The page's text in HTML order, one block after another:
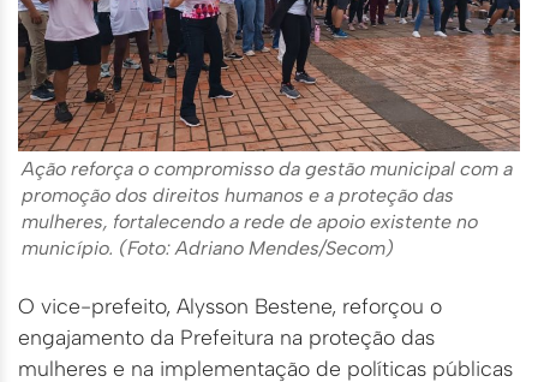
Ação reforça o compromisso da gestão municipal com a
promoção dos direitos humanos e a proteção das
mulheres, fortalecendo a rede de apoio existente no
município. (Foto: Adriano Mendes/Secom)
O vice-prefeito, Alysson Bestene, reforçou o
engajamento da Prefeitura na proteção das
mulheres e na implementação de políticas públicas